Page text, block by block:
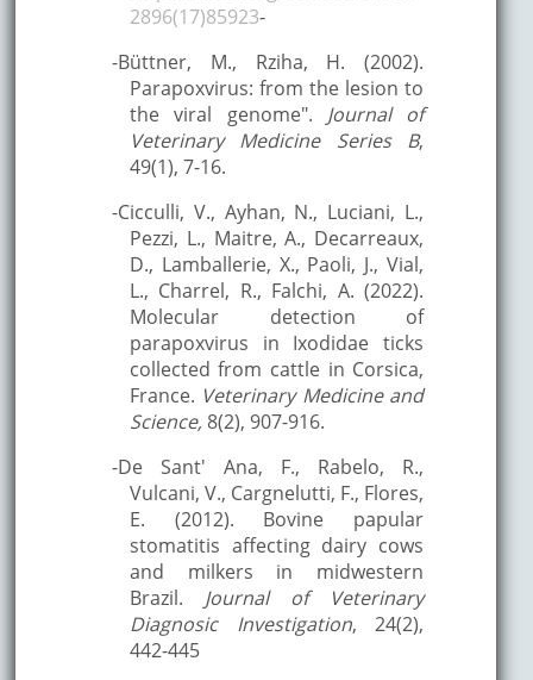
2896(17)85923-
-Büttner, M., Rziha, H. (2002).
Parapoxvirus: from the lesion to
the viral genome". Journal of
Veterinary Medicine Series B,
49(1), 7-16.
-Cicculli, V., Ayhan, N., Luciani, L.,
Pezzi, L., Maitre, A., Decarreaux,
D., Lamballerie, X., Paoli, J., Vial,
L., Charrel, R., Falchi, A. (2022).
Molecular detection of
parapoxvirus in Ixodidae ticks
collected from cattle in Corsica,
France. Veterinary Medicine and
Science, 8(2), 907-916.
-De Sant' Ana, F., Rabelo, R.,
Vulcani, V., Cargnelutti, F., Flores,
E. (2012). Bovine papular
stomatitis affecting dairy cows
and milkers in midwestern
Brazil. Journal of Veterinary
Diagnosic Investigation, 24(2),
442-445